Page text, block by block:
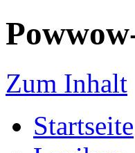
Zum Inhalt
Startseite